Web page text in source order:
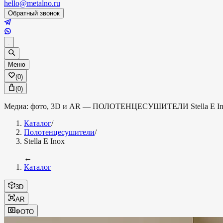
hello@metalno.ru
Обратный звонок
.
Меню
(0)
(0)
Медиа: фото, 3D и AR — ПОЛОТЕНЦЕСУШИТЕЛИ Stella E
Каталог/
Полотенцесушители/
Stella E Inox
←
Каталог
3D
AR
ФОТО